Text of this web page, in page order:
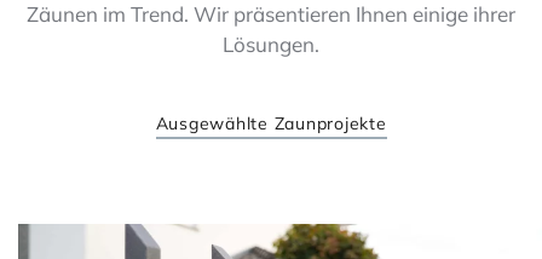
Zäunen im Trend. Wir präsentieren Ihnen einige ihrer
Lösungen.
Ausgewählte Zaunprojekte